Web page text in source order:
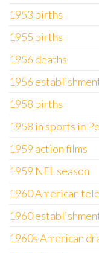
1953 births
1955 births
1956 deaths
1956
1958 births
1958 in sports in
1959 action films
1959 NFL season
1960 American
1960
1960s American